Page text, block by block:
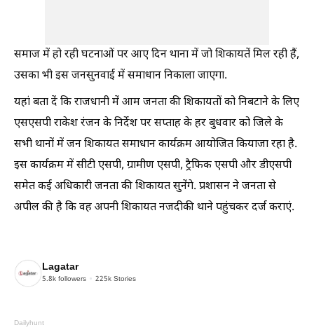
समाज में हो रही घटनाओं पर आए दिन थाना में जो शिकायतें मिल रही हैं,
उसका भी इस जनसुनवाई में समाधान निकाला जाएगा.
यहां बता दें कि राजधानी में आम जनता की शिकायतों को निबटाने के लिए
एसएसपी राकेश रंजन के निर्देश पर सप्ताह के हर बुधवार को जिले के
सभी थानों में जन शिकायत समाधान कार्यक्रम आयोजित कियाजा रहा है.
इस कार्यक्रम में सीटी एसपी, ग्रामीण एसपी, ट्रैफिक एसपी और डीएसपी
समेत कई अधिकारी जनता की शिकायत सुनेंगे. प्रशासन ने जनता से
अपील की है कि वह अपनी शिकायत नजदीकी थाने पहुंचकर दर्ज कराएं.
Lagatar
5.8k followers 225k Stories
Dailyhunt